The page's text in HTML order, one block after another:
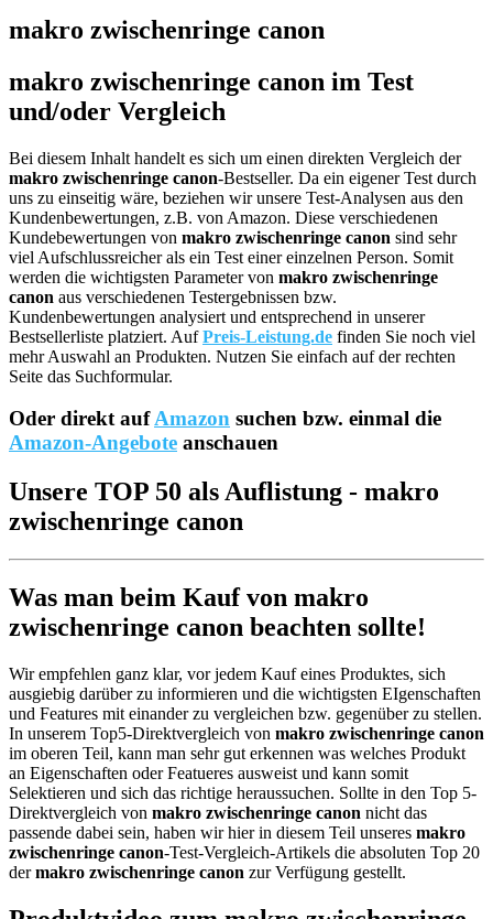
makro zwischenringe canon
makro zwischenringe canon im Test
und/oder Vergleich
Bei diesem Inhalt handelt es sich um einen direkten Vergleich der
makro zwischenringe canon-Bestseller. Da ein eigener Test durch
uns zu einseitig wäre, beziehen wir unsere Test-Analysen aus den
Kundenbewertungen, z.B. von Amazon. Diese verschiedenen
Kundebewertungen von makro zwischenringe canon sind sehr
viel Aufschlussreicher als ein Test einer einzelnen Person. Somit
werden die wichtigsten Parameter von makro zwischenringe
canon aus verschiedenen Testergebnissen bzw.
Kundenbewertungen analysiert und entsprechend in unserer
Bestsellerliste platziert. AufPreis-Leistung.de finden Sie noch viel
mehr Auswahl an Produkten. Nutzen Sie einfach auf der rechten
Seite das Suchformular.
Oder direkt aufAmazon suchen bzw. einmal die
Amazon-Angebote anschauen
Unsere TOP 50 als Auflistung - makro
zwischenringe canon
Was man beim Kauf von makro
zwischenringe canon beachten sollte!
Wir empfehlen ganz klar, vor jedem Kauf eines Produktes, sich
ausgiebig darüber zu informieren und die wichtigsten EIgenschaften
und Features mit einander zu vergleichen bzw. gegenüber zu stellen.
In unserem Top5-Direktvergleich von makro zwischenringe canon
im oberen Teil, kann man sehr gut erkennen was welches Produkt
an Eigenschaften oder Featueres ausweist und kann somit
Selektieren und sich das richtige heraussuchen. Sollte in den Top 5-
Direktvergleich von makro zwischenringe canon nicht das
passende dabei sein, haben wir hier in diesem Teil unseres makro
zwischenringe canon-Test-Vergleich-Artikels die absoluten Top 20
dermakro zwischenringe canon zur Verfügung gestellt.